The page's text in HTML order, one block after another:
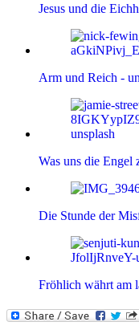
Jesus und die
Arm und Reich -
Was uns die Engel
Die Stunde der
Fröhlich währt am